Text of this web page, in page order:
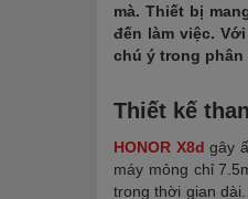
mà. Thiết bị
đến làm việc.
chú ý trong
Thiết kế
HONOR X8d gây
máy mỏng chỉ
trong thời gian